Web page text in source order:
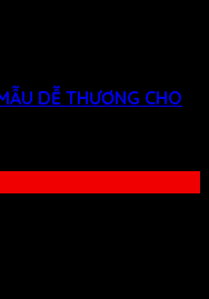
DỄ THƯƠNG CHO